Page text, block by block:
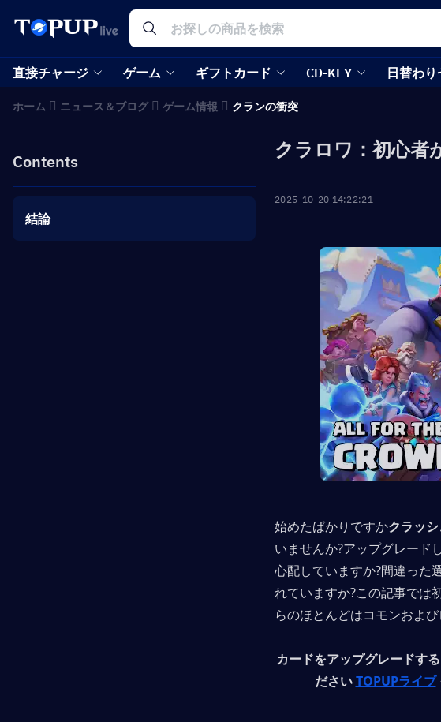
直接チャージ ゲーム ギフトカード CD-KEY 日替わ
ホーム ニュース＆ブログ ゲーム情報 クランの衝突
Contents
結論
クラロワ：初心者
2025-10-20 14:22:21
始めたばかりですかクラッ
いませんか?アップグレード
心配していますか?間違った
れていますか?この記事では
らのほとんどはコモンおよ
カードをアップグレードす
ださい TOPUPライブ